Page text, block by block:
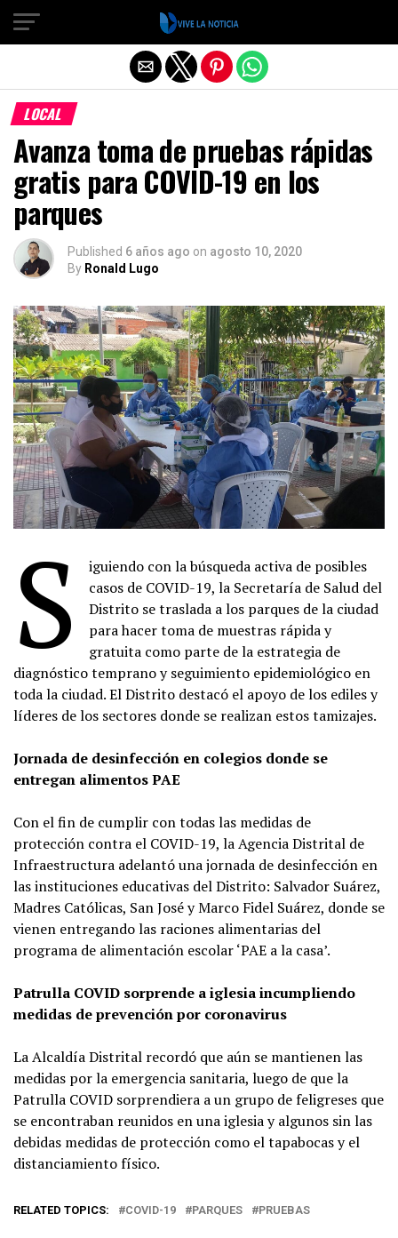
LOCAL
Avanza toma de pruebas rápidas
gratis para COVID-19 en los
parques
Published 6 años ago on agosto 10, 2020
By Ronald Lugo
S
iguiendo con la búsqueda activa de posibles
casos de COVID-19, la Secretaría de Salud del
Distrito se traslada a los parques de la ciudad
para hacer toma de muestras rápida y
gratuita como parte de la estrategia de
diagnóstico temprano y seguimiento epidemiológico en
toda la ciudad. El Distrito destacó el apoyo de los ediles y
líderes de los sectores donde se realizan estos tamizajes.
Jornada de desinfección en colegios donde se
entregan alimentos PAE
Con el fin de cumplir con todas las medidas de
protección contra el COVID-19, la Agencia Distrital de
Infraestructura adelantó una jornada de desinfección en
las instituciones educativas del Distrito: Salvador Suárez,
Madres Católicas, San José y Marco Fidel Suárez, donde se
vienen entregando las raciones alimentarias del
programa de alimentación escolar ‘PAE a la casa’.
Patrulla COVID sorprende a iglesia incumpliendo
medidas de prevención por coronavirus
La Alcaldía Distrital recordó que aún se mantienen las
medidas por la emergencia sanitaria, luego de que la
Patrulla COVID sorprendiera a un grupo de feligreses que
se encontraban reunidos en una iglesia y algunos sin las
debidas medidas de protección como el tapabocas y el
distanciamiento físico.
RELATED TOPICS: COVID-19 PARQUES PRUEBAS
Salir de la versión móvil